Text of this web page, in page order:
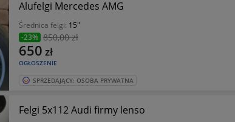
Alufelgi Mercedes AMG
Średnica felgi: 15"
-23% 850,00 zł
OGŁOSZENIE
650 zł
SPRZEDAJĄCY: OSOBA PRYWATNA
Felgi 5x112 Audi firmy lenso